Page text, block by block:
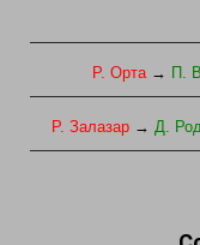
Р. Орта → П.
Р. Залазар → Д.